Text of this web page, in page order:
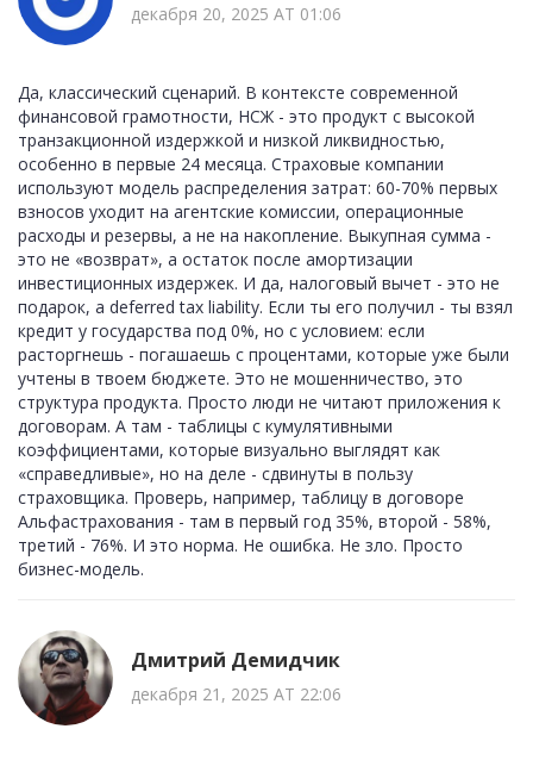
декабря 20, 2025 AT 01:06
Да, классический сценарий. В контексте современной
финансовой грамотности, НСЖ - это продукт с высокой
транзакционной издержкой и низкой ликвидностью,
особенно в первые 24 месяца. Страховые компании
используют модель распределения затрат: 60-70% первых
взносов уходит на агентские комиссии, операционные
расходы и резервы, а не на накопление. Выкупная сумма -
это не «возврат», а остаток после амортизации
инвестиционных издержек. И да, налоговый вычет - это не
подарок, а deferred tax liability. Если ты его получил - ты взял
кредит у государства под 0%, но с условием: если
расторгнешь - погашаешь с процентами, которые уже были
учтены в твоем бюджете. Это не мошенничество, это
структура продукта. Просто люди не читают приложения к
договорам. А там - таблицы с кумулятивными
коэффициентами, которые визуально выглядят как
«справедливые», но на деле - сдвинуты в пользу
страховщика. Проверь, например, таблицу в договоре
Альфастрахования - там в первый год 35%, второй - 58%,
третий - 76%. И это норма. Не ошибка. Не зло. Просто
бизнес-модель.
Дмитрий Демидчик
декабря 21, 2025 AT 22:06